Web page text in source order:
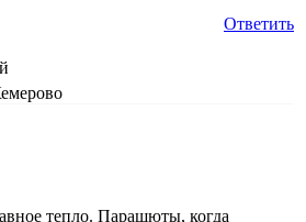
Ответить
тепло. Парашюты, когда